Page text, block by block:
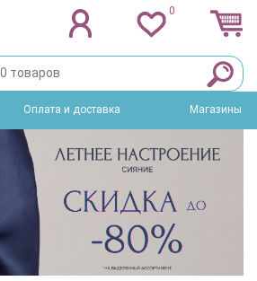
0
Оплата и доставка Магазины